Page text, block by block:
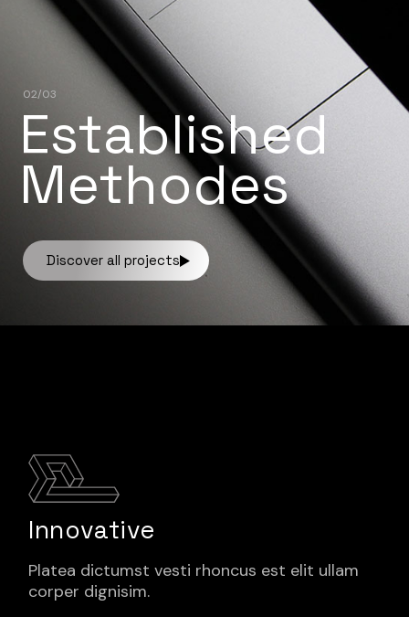
02/03
Established
Methodes
Discover all projects
Innovative
Platea dictumst vesti rhoncus est elit ullam
corper dignisim.